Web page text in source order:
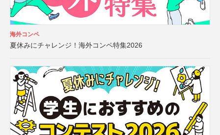
海外コンペ
夏休みにチャレンジ！海外コンペ特集2026